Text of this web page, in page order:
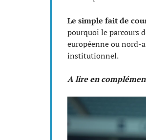
Le simple fait de
pourquoi le parcours
européenne ou nord-
institutionnel.
A lire en